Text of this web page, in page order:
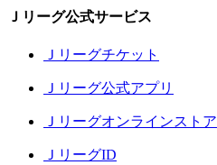
Ｊリーグ公式サービス
Ｊリーグチケット
Ｊリーグ公式アプリ
Ｊリーグオンラインストア
ＪリーグID